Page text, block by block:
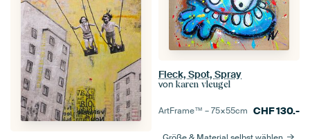
Fleck, Spot, Spray
von karen vleugel
ArtFrame™ –75×55cm CHF130.-